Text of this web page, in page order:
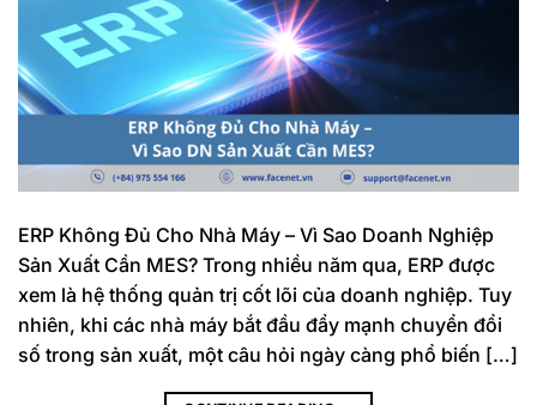
ERP Không Đủ Cho Nhà Máy – Vì Sao Doanh Nghiệp
Sản Xuất Cần MES? Trong nhiều năm qua, ERP được
xem là hệ thống quản trị cốt lõi của doanh nghiệp. Tuy
nhiên, khi các nhà máy bắt đầu đẩy mạnh chuyển đổi
số trong sản xuất, một câu hỏi ngày càng phổ biến […]